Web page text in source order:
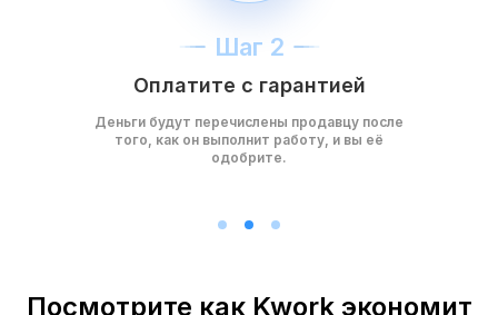
Шаг 2
Оплатите с гарантией
Деньги будут перечислены продавцу после
того, как он выполнит работу, и вы её
одобрите.
Посмотрите как Kwork экономит